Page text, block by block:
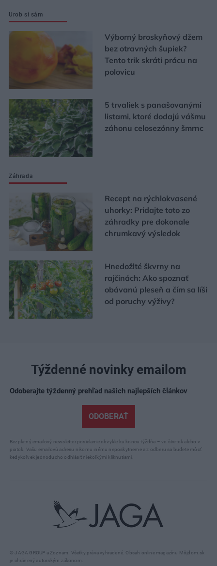
Urob si sám
Výborný broskyňový džem
bez otravných šupiek?
Tento trik skráti prácu na
polovicu
5 trvaliek s panašovanými
listami, ktoré dodajú vášmu
záhonu celosezónny šmrnc
Záhrada
Recept na rýchlokvasené
uhorky: Pridajte toto zo
záhradky pre dokonale
chrumkavý výsledok
Hnedožlté škvrny na
rajčinách: Ako spoznať
obávanú pleseň a čím sa líši
od poruchy výživy?
© JAGA GROUP a Zoznam. Všetky práva vyhradené. Obsah online magazínu Môjdom.sk
je chránený autorským zákonom.
Týždenné novinky emailom
Odoberajte týždenný prehľad našich najlepších článkov
ODOBERAŤ
Bezplatný emailový newsletter posielame obvykle ku koncu týždňa – vo štvrtok alebo v
piatok. Vašu emailovú adresu nikomu inému neposkytneme a z odberu sa budete môcť
kedykoľvek jednoducho odhlásiť niekoľkými kliknutiami.